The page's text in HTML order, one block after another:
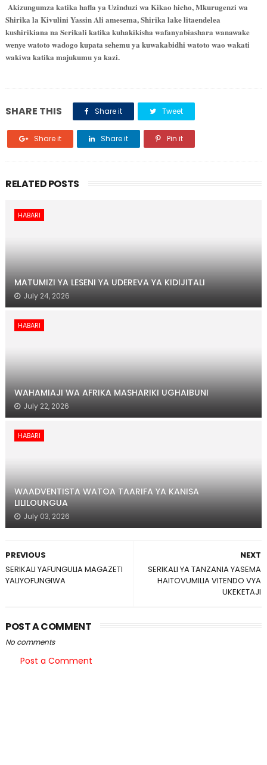
Akizungumza katika hafla ya Uzinduzi wa Kikao hicho, Mkurugenzi wa
Shirika la Kivulini Yassin Ali amesema, Shirika lake litaendelea
kushirikiana na Serikali katika kuhakikisha wafanyabiashara wanawake
wenye watoto wadogo kupata sehemu ya kuwakabidhi watoto wao wakati
wakiwa katika majukumu ya kazi.
SHARE THIS Share it Tweet
Share it Share it Pin it
RELATED POSTS
HABARI
MATUMIZI YA LESENI YA UDEREVA YA KIDIJITALI
July 24, 2026
HABARI
WAHAMIAJI WA AFRIKA MASHARIKI UGHAIBUNI
July 22, 2026
HABARI
WAADVENTISTA WATOA TAARIFA YA KANISA
LILILOUNGUA
July 03, 2026
NEXT
SERIKALI YA TANZANIA YASEMA
HAITOVUMILIA VITENDO VYA
UKEKETAJI
PREVIOUS
SERIKALI YAFUNGULIA MAGAZETI
YALIYOFUNGIWA
POST A COMMENT
No comments
Post a Comment